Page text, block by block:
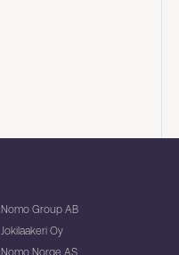
Nomo Group AB
Jokilaakeri Oy
Nomo Norge AS